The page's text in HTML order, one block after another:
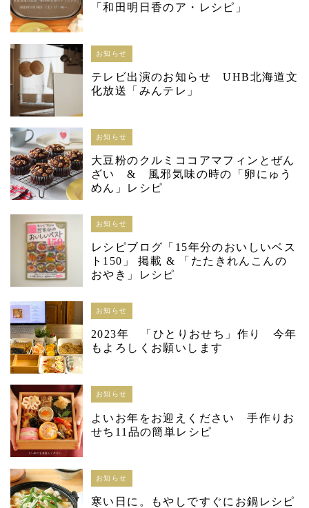
「和田明日香のア・レシピ」
お知らせ
テレビ出演のお知らせ UHB北海道文
化放送「みんテレ」
お知らせ
大豆粉のクルミココアマフィンとぜん
ざい & 風邪気味の時の「卵にゅう
めん」レシピ
お知らせ
レシピブログ「15年分のおいしいベス
ト150」 掲載 & 「たたきれんこんの
おやき」レシピ
お知らせ
2023年 「ひとりおせち」作り 今年
もよろしくお願いします
お知らせ
よいお年をお迎えください 手作りお
せち11品の簡単レシピ
お知らせ
寒い日に。もやしですぐにお鍋レシピ